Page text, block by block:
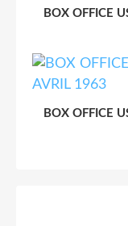
BOX OFFICE
BOX OFFICE